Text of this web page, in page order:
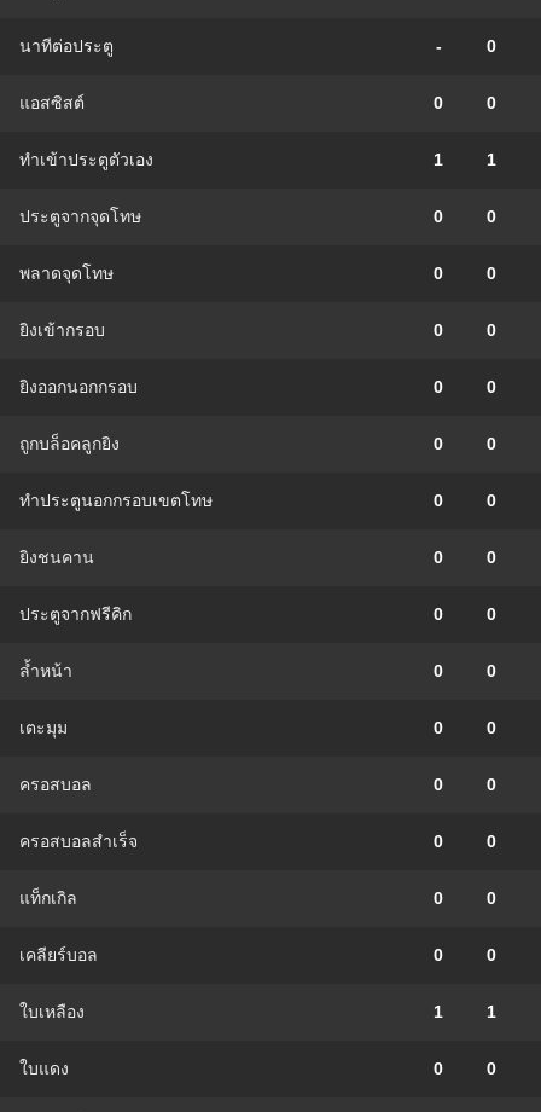
นาทีต่อประตู - 0
แอสซิสต์ 0 0
ทําเข้าประตูตัวเอง 1 1
ประตูจากจุดโทษ 0 0
พลาดจุดโทษ 0 0
ยิงเข้ากรอบ 0 0
ยิงออกนอกกรอบ 0 0
ถูกบล็อคลูกยิง 0 0
ทำประตูนอกกรอบเขตโทษ 0 0
ยิงชนคาน 0 0
ประตูจากฟรีคิก 0 0
ล้ำหน้า 0 0
เตะมุม 0 0
ครอสบอล 0 0
ครอสบอลสำเร็จ 0 0
แท็กเกิล 0 0
เคลียร์บอล 0 0
ใบเหลือง 1 1
ใบแดง 0 0